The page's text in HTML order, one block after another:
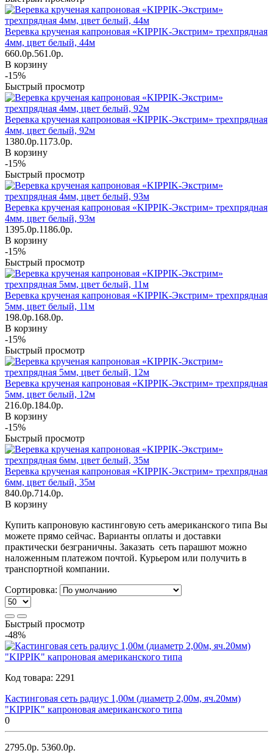
Веревка крученая капроновая «KIPPIK-Экстрим» трехпрядная
4мм, цвет белый, 44м
660.0р.561.0р.
В корзину
-15%
Быстрый просмотр
Веревка крученая капроновая «KIPPIK-Экстрим» трехпрядная
4мм, цвет белый, 92м
1380.0р.1173.0р.
В корзину
-15%
Быстрый просмотр
Веревка крученая капроновая «KIPPIK-Экстрим» трехпрядная
4мм, цвет белый, 93м
1395.0р.1186.0р.
В корзину
-15%
Быстрый просмотр
Веревка крученая капроновая «KIPPIK-Экстрим» трехпрядная
5мм, цвет белый, 11м
198.0р.168.0р.
В корзину
-15%
Быстрый просмотр
Веревка крученая капроновая «KIPPIK-Экстрим» трехпрядная
5мм, цвет белый, 12м
216.0р.184.0р.
В корзину
-15%
Быстрый просмотр
Веревка крученая капроновая «KIPPIK-Экстрим» трехпрядная
6мм, цвет белый, 35м
840.0р.714.0р.
В корзину
Купить капроновую кастинговую сеть американского типа Вы
можете прямо сейчас. Варианты оплаты и доставки
практически безграничны. Заказать сеть парашют можно
наложенным платежом почтой. Курьером или получить в
транспортной компании.
Сортировка:
Быстрый просмотр
-48%
Код товара: 2291
Кастинговая сеть радиус 1,00м (диаметр 2,00м, яч.20мм)
"KIPPIK" капроновая американского типа
0
2795.0р. 5360.0р.